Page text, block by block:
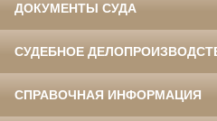
ДОКУМЕНТЫ СУДА
СУДЕБНОЕ
СПРАВОЧНАЯ ИНФОРМАЦИЯ